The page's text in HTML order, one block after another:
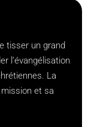
tisser un grand
l’évangélisation
La
et sa